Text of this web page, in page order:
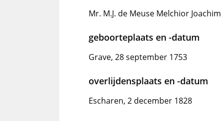
Mr. M.J. de Meuse Melchior Joachim
geboorteplaats en -datum
Grave, 28 september 1753
overlijdensplaats en -datum
Escharen, 2 december 1828